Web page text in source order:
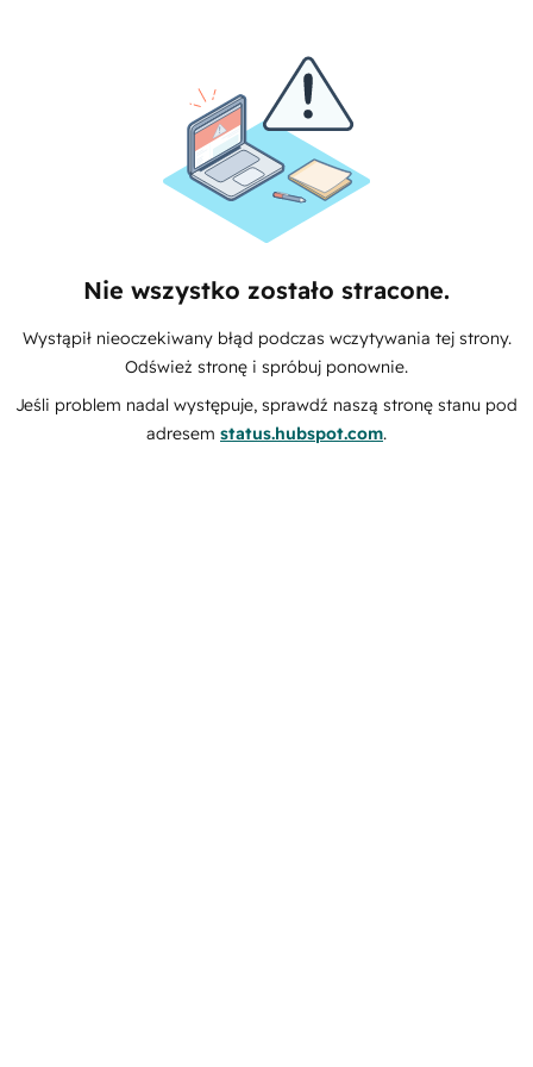
Nie wszystko zostało stracone.
Wystąpił nieoczekiwany błąd podczas wczytywania tej strony.
Odśwież stronę i spróbuj ponownie.
Jeśli problem nadal występuje, sprawdź naszą stronę stanu pod
adresem status.hubspot.com.